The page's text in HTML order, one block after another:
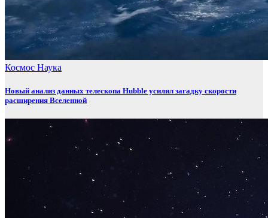
Космос Наука
Новый анализ данных телескопа Hubble усилил загадку скорости
расширения Вселенной